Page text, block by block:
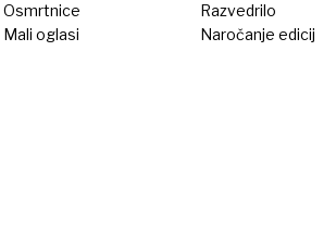
Osmrtnice
Mali oglasi
Razvedrilo
Naročanje edicij